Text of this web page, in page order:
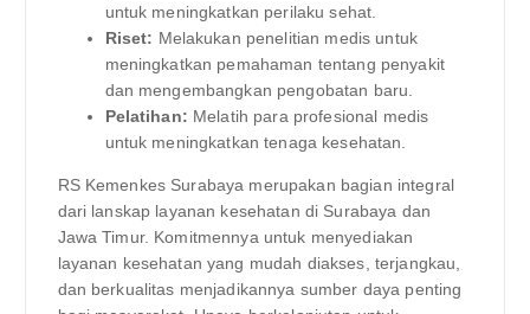
untuk meningkatkan perilaku sehat.
Riset: Melakukan penelitian medis untuk
meningkatkan pemahaman tentang penyakit
dan mengembangkan pengobatan baru.
Pelatihan: Melatih para profesional medis
untuk meningkatkan tenaga kesehatan.
RS Kemenkes Surabaya merupakan bagian integral
dari lanskap layanan kesehatan di Surabaya dan
Jawa Timur. Komitmennya untuk menyediakan
layanan kesehatan yang mudah diakses, terjangkau,
dan berkualitas menjadikannya sumber daya penting